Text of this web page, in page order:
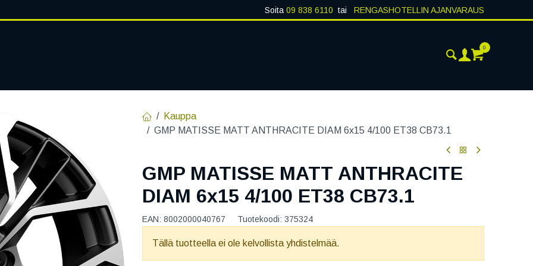
Soita 09 838 6110 tai RENGASHOTELLIN AJANVARAUS
0
Kauppa
GMP MATISSE MATT ANTHRACITE DIAM 6x15 4/100 ET38 CB73.1
GMP MATISSE MATT ANTHRACITE
DIAM 6x15 4/100 ET38 CB73.1
EAN: 8002000040767 Tuotekoodi: 375324
Tällä tuotteella ei ole kelvollista yhdistelmää.